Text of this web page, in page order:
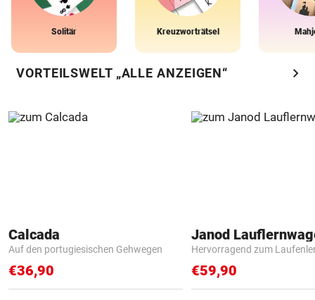
Solitär Kreuzworträtsel
VORTEILSWELT „ALLE ANZEIGEN“ chevron_right
Calcada
Auf den portugiesischen Gehwegen
€36,90
Janod
Hervorragend zum
€59,90